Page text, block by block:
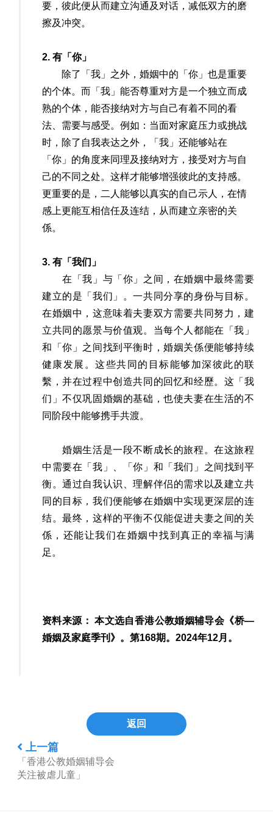
要，彼此便从而建立沟通及对话，减低双方的磨
擦及冲突。
2. 有「你」
除了「我」之外，婚姻中的「你」也是重要
的个体。而「我」能否尊重对方是一个独立而成
熟的个体，能否接纳对方与自己有着不同的看
法、需要与感受。例如：当面对家庭压力或挑战
时，除了自我表达之外，「我」还能够站在
「你」的角度来同理及接纳对方，接受对方与自
己的不同之处。这样才能够增强彼此的支持感。
更重要的是，二人能够以真实的自己示人，在情
感上更能互相信任及连结，从而建立亲密的关
係。
3. 有「我们」
在「我」与「你」之间，在婚姻中最终需要
建立的是「我们」。一共同分享的身份与目标。
在婚姻中，这意味着夫妻双方需要共同努力，建
立共同的愿景与价值观。当每个人都能在「我」
和「你」之间找到平衡时，婚姻关係便能够持续
健康发展。这些共同的目标能够加深彼此的联
繫，并在过程中创造共同的回忆和经歷。这「我
们」不仅巩固婚姻的基础，也使夫妻在生活的不
同阶段中能够携手共渡。
婚姻生活是一段不断成长的旅程。在这旅程
中需要在「我」、「你」和「我们」之间找到平
衡。通过自我认识、理解伴侣的需求以及建立共
同的目标，我们便能够在婚姻中实现更深层的连
结。最终，这样的平衡不仅能促进夫妻之间的关
係，还能让我们在婚姻中找到真正的幸福与满
足。
资料来源： 本文选自香港公教婚姻辅导会《桥—
婚姻及家庭季刊》。第168期。2024年12月。
上一篇
「香港公教婚姻辅导会
关注被虐儿童」
返回